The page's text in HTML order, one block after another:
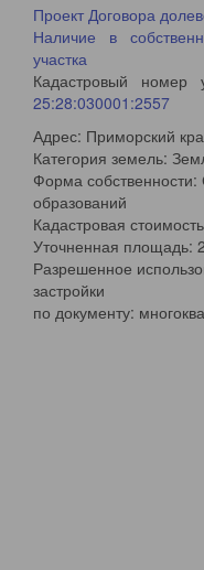
Проект Договора
Наличие в
участка
Кадастровый номер
25:28:030001:2557
Адрес: Приморский
Категория земель:
Форма собственности:
образований
Кадастровая
Уточненная площадь:
Разрешенное
застройки
по документу: